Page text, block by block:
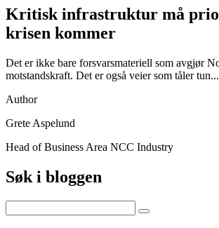
Kritisk infrastruktur må
krisen kommer
Det er ikke bare forsvarsmateriell som avgjør
motstandskraft. Det er også veier som tåler tun...
Author
Grete Aspelund
Head of Business Area NCC Industry
Søk i bloggen